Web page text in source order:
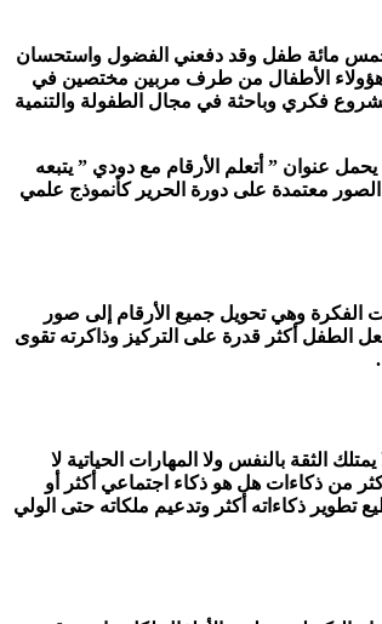
خمس مائة طفل وقد دفعني الفضول واستحسان
الذهنية للأطفال من5 إلى 10 سنوات وهو نتاج للعناية التي تلقوها هؤولاء الأطفال من طرف مربين مختصين في
فكري وباحثة في مجال الطفولة والتنمية
طريف يحمل عنوان ” أتعلم الأرقام مع دودي ” يتبعه
معتمدة على دورة الحرير كأنموذج علمي
وهي تحويل جميع الأرقام إلى صور
الطفل أكثر قدرة على التركيز وذاكرته تقوى
الثقة بالنفس ولا المهارات الحياتية لا
من ذكاءات هل هو ذكاء اجتماعي أكثر أو
ذكاءاته أكثر وتدعيم ملكاته حتى الولي